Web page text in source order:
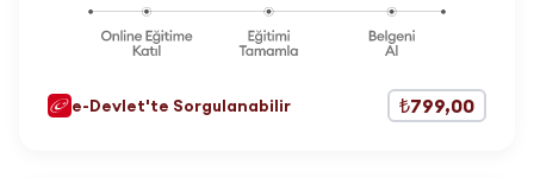
e-Devlet'te Sorgulanabilir ₺799,00